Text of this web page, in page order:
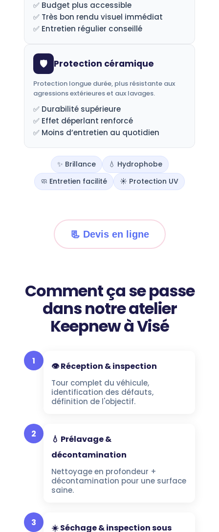
✅ Budget plus accessible
✅ Très bon rendu visuel immédiat
✅ Entretien régulier conseillé
🛡️ Protection céramique
Protection longue durée, plus résistante aux
agressions extérieures et aux lavages.
✅ Durabilité supérieure
✅ Effet déperlant renforcé
✅ Moins d’entretien au quotidien
✨ Brillance
💧 Hydrophobe
🧼 Entretien facilité
☀️ Protection UV
📃 Devis en ligne
Comment ça se passe
dans notre atelier
Keepnew à Visé
1 👁️ Réception & inspection
Tour complet du véhicule,
identification des défauts,
définition de l'objectif.
2
💧 Prélavage &
décontamination
Nettoyage en profondeur +
décontamination pour une surface
saine.
3 ☀️ Séchage & inspection sous